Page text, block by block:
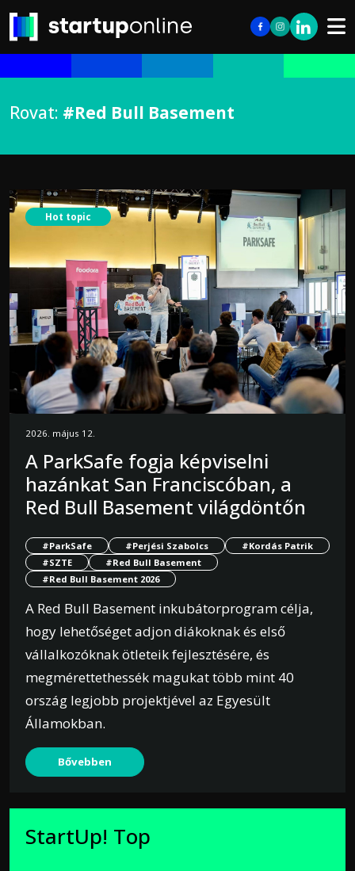
Rovat: #Red Bull Basement
Hot topic
2026. május 12.
A ParkSafe fogja képviselni
hazánkat San Franciscóban, a
Red Bull Basement világdöntőn
#ParkSafe #Perjési Szabolcs
#Kordás Patrik
#SZTE
#Red Bull Basement
#Red Bull Basement 2026
A Red Bull Basement inkubátorprogram célja,
hogy lehetőséget adjon diákoknak és első
vállalkozóknak ötleteik fejlesztésére, és
megmérettethessék magukat több mint 40
ország legjobb projektjével az Egyesült
Államokban.
Bővebben
StartUp! Top